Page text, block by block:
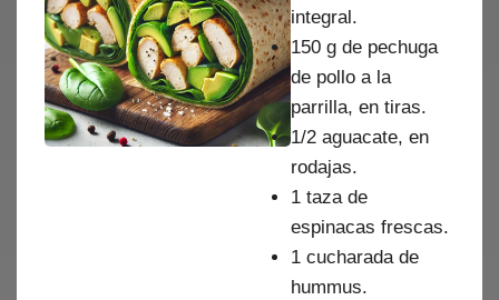
integral.
150 g de pechuga
de pollo a la
parrilla, en tiras.
1/2 aguacate, en
rodajas.
1 taza de
espinacas frescas.
1 cucharada de
hummus.